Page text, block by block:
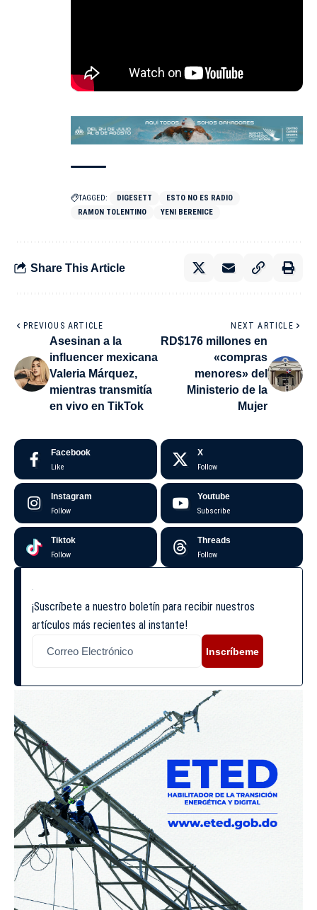
TAGGED: DIGESETT
ESTO NO ES RADIO
RAMON TOLENTINO
YENI BERENICE
Share This Article
PREVIOUS ARTICLE
Asesinan a la
influencer mexicana
Valeria Márquez,
mientras transmitía
en vivo en TikTok
NEXT ARTICLE
RD$176 millones en
«compras
menores» del
Ministerio de la
Mujer
Facebook
Like
X
Follow
Instagram
Follow
Youtube
Subscribe
Tiktok
Follow
Threads
Follow
¡Suscríbete a nuestro boletín para recibir nuestros
artículos más recientes al instante!
Inscríbeme